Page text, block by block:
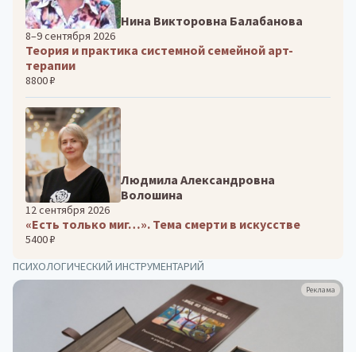
Нина Викторовна Балабанова
8–9 сентября 2026
Теория и практика системной семейной арт-
терапии
8800 ₽
Людмила Александровна
Волошина
12 сентября 2026
«Есть только миг…». Тема смерти в искусстве
5400 ₽
ПСИХОЛОГИЧЕСКИЙ ИНСТРУМЕНТАРИЙ
Реклама